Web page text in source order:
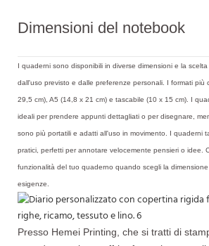
Dimensioni del notebook
I quaderni sono disponibili in diverse dimensioni e la
dall'uso previsto e dalle preferenze personali. I formati più
29,5 cm), A5 (14,8 x 21 cm) e tascabile (10 x 15 cm). I
ideali per prendere appunti dettagliati o per disegnare,
sono più portatili e adatti all'uso in movimento. I quaderni
pratici, perfetti per annotare velocemente pensieri o idee.
funzionalità del tuo quaderno quando scegli la
esigenze.
Presso Hemei Printing, che si tratti di